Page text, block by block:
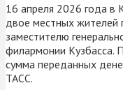
16 апреля 2026 года в
двое местных жителей
заместителю
филармонии Кузбасса.
сумма переданных
ТАСС.